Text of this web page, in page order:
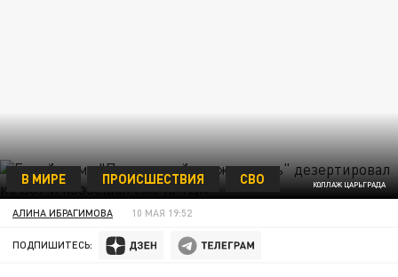
КОЛЛАЖ ЦАРЬГРАДА
В МИРЕ ПРОИСШЕСТВИЯ СВО
АЛИНА ИБРАГИМОВА 10 МАЯ 19:52
ПОДПИШИТЕСЬ: